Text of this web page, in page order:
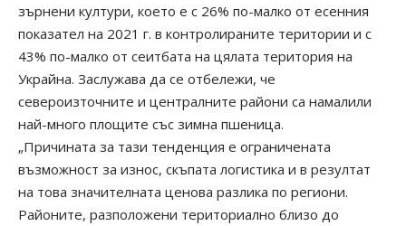
зърнени култури, което е с 26% по-малко от есенния
показател на 2021 г. в контролираните територии и с
43% по-малко от сеитбата на цялата територия на
Украйна. Заслужава да се отбележи, че
североизточните и централните райони са намалили
най-много площите със зимна пшеница.
„Причината за тази тенденция е ограничената
възможност за износ, скъпата логистика и в резултат
на това значителната ценова разлика по региони.
Районите, разположени териториално близо до